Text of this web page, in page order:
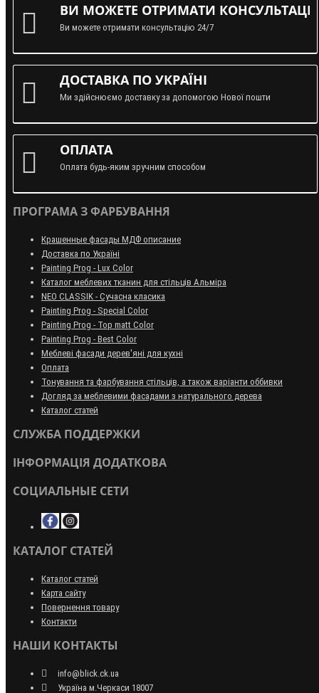
ВИ МОЖЕТЕ ОТРИМАТИ
Ви можете отримати консультацію 24/7
ДОСТАВКА ПО УКРАЇНІ
Ми здійснюємо доставку за допомогою Нової пошти
ОПЛАТА
Оплата будь-яким зручним способом
ПРОГРАМА З ФАРБУВАННЯ
Крашенные фасады МДФ описание
Доставка по Україні
Painting Prog - Lux Color
Каталог меблевих тканин для стільців Альміра
NEO CLASSIK - Сучасна класика
Painting Prog - Special Color
Painting Prog - Top matt Color
Painting Prog - Best Color
Меблеві фасади дерев'яні для кухні
Оплата
Тонування та фарбування стільців, а також варіанти оббивки
Догляд за меблевими фасадами з натурального дерева
Каталог статей
СЛУЖБА ПОДДЕРЖКИ
ІНФОРМАЦІЯ ДОДАТКОВА
СОЦИАЛЬНЫЕ СЕТИ
КАТАЛОГ СТАТЕЙ
Каталог статей
Карта сайту
Повернення товару
Контакти
НАШИ КОНТАКТЫ
info@blick.ck.ua
Україна м.Черкаси 18007